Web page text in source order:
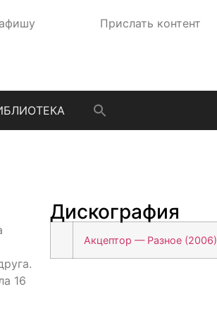
Прислать контент
16
Дискография
Акцептор — Разное (2006)